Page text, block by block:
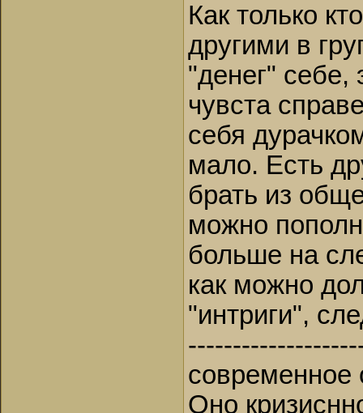
Как только
другими в
"денег" себе,
чувста
себя
мало. Есть
брать из
можно
больше на
как можно
"интриги",
Оно